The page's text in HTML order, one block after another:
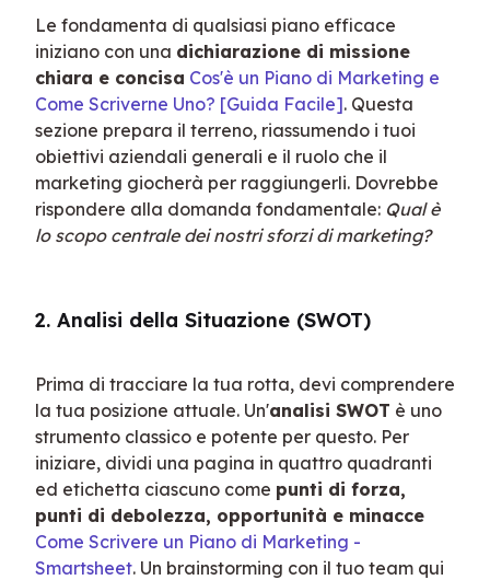
Le fondamenta di qualsiasi piano efficace
iniziano con una dichiarazione di missione
chiara e concisa Cos'è un Piano di Marketing e
Come Scriverne Uno? [Guida Facile]. Questa
sezione prepara il terreno, riassumendo i tuoi
obiettivi aziendali generali e il ruolo che il
marketing giocherà per raggiungerli. Dovrebbe
rispondere alla domanda fondamentale: Qual è
lo scopo centrale dei nostri sforzi di marketing?
2. Analisi della Situazione (SWOT)
Prima di tracciare la tua rotta, devi comprendere
la tua posizione attuale. Un'analisi SWOT è uno
strumento classico e potente per questo. Per
iniziare, dividi una pagina in quattro quadranti
ed etichetta ciascuno come punti di forza,
punti di debolezza, opportunità e minacce
Come Scrivere un Piano di Marketing -
Smartsheet. Un brainstorming con il tuo team qui